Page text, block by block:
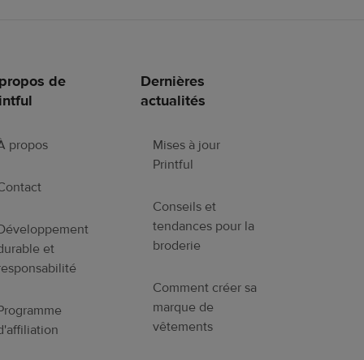
de
propos
et
Dernières
actualités
Mises à jour
Printful
Conseils et
tendances pour la
broderie
Comment créer sa
marque de
vêtements